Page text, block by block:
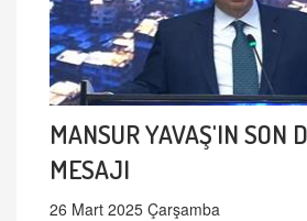
MANSUR YAVAŞ'IN SON
MESAJI
26 Mart 2025 Çarşamba